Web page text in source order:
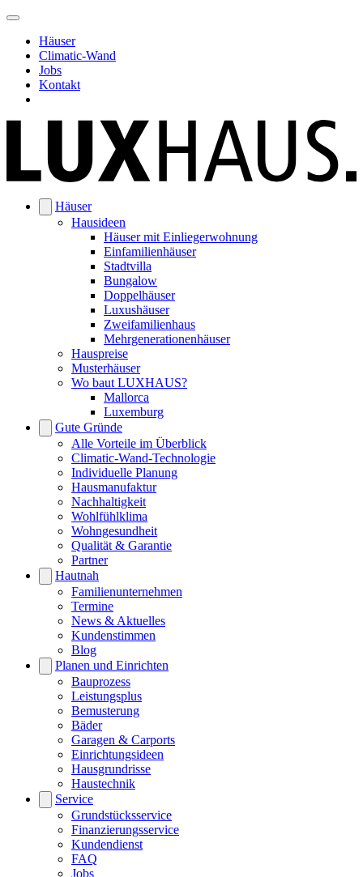
Häuser
Climatic-Wand
Jobs
Kontakt
Häuser
Hausideen
Häuser mit Einliegerwohnung
Einfamilienhäuser
Stadtvilla
Bungalow
Doppelhäuser
Luxushäuser
Zweifamilienhaus
Mehrgenerationenhäuser
Hauspreise
Musterhäuser
Wo baut LUXHAUS?
Mallorca
Luxemburg
Gute Gründe
Alle Vorteile im Überblick
Climatic-Wand-Technologie
Individuelle Planung
Hausmanufaktur
Nachhaltigkeit
Wohlfühlklima
Wohngesundheit
Qualität & Garantie
Partner
Hautnah
Familienunternehmen
Termine
News & Aktuelles
Kundenstimmen
Blog
Planen und Einrichten
Bauprozess
Leistungsplus
Bemusterung
Bäder
Garagen & Carports
Einrichtungsideen
Hausgrundrisse
Haustechnik
Service
Grundstücksservice
Finanzierungsservice
Kundendienst
FAQ
Jobs